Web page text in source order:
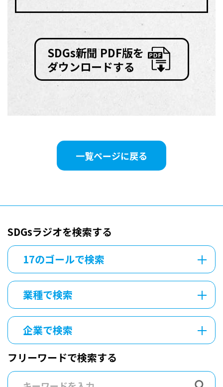
SDGs新聞 PDF版を
ダウンロードする
一覧ページに戻る
SDGsラジオを検索する
17のゴールで検索
業種で検索
企業で検索
フリーワードで検索する